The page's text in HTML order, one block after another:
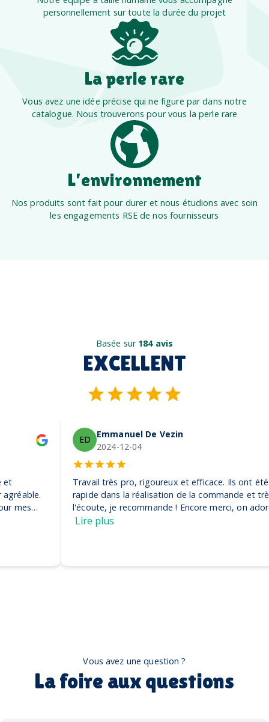
personnellement sur toute la durée du projet
La perle rare
Vous avez une idée précise qui ne figure par dans notre
catalogue. Nous trouverons pour vous la perle rare
L’environnement
Nos produits sont fait pour durer et nous étudions avec soin
les engagements RSE de nos fournisseurs
Basée sur 184 avis
EXCELLENT
ED Emmanuel De Vezin
2024-12-04
Travail très pro, rigoureux et efficace. Ils ont été très
rapide dans la réalisation de la commande et très à
l'écoute, je recommande ! Encore merci, on adore nos
Vous avez une question ?
La foire aux questions